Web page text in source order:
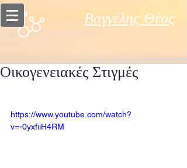
Βαγγέλης Θέος
Οικογενειακές Στιγμές
https://www.youtube.com/watch?
v=-0yxfiiH4RM